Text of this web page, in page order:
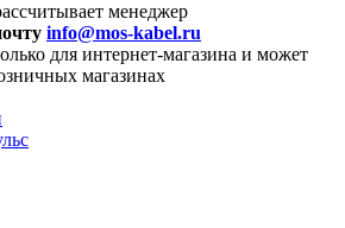
менеджер
info@mos-kabel.ru
для интернет-магазина и может
магазинах